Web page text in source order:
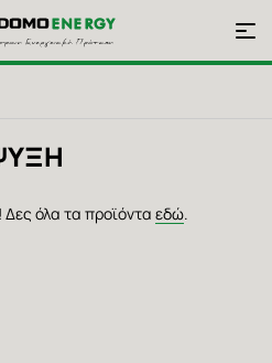
Logo
όλα τα προϊόντα εδώ.